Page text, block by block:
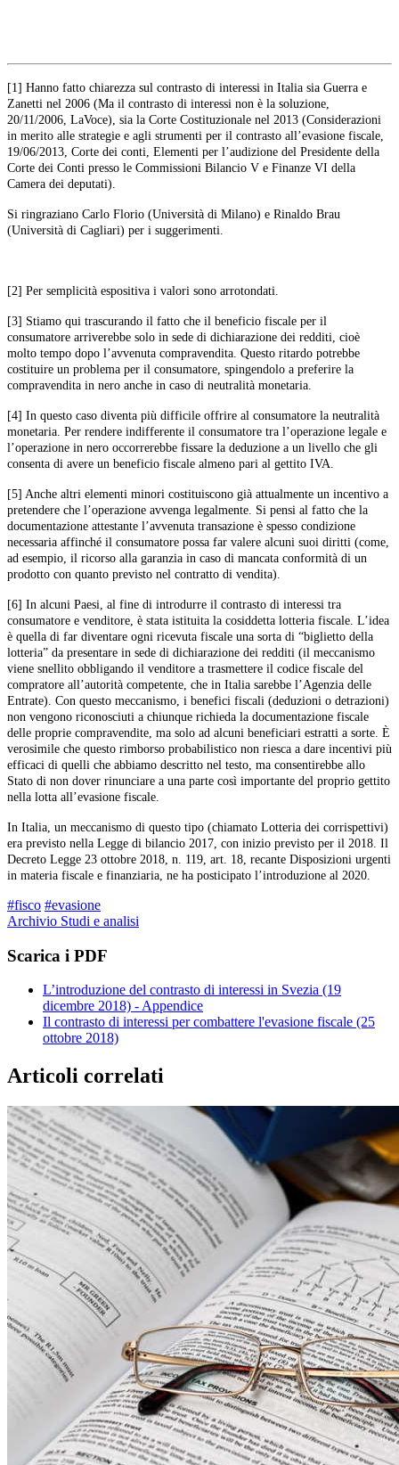
[1] Hanno fatto chiarezza sul contrasto di interessi in Italia sia Guerra e
Zanetti nel 2006 (Ma il contrasto di interessi non è la soluzione,
20/11/2006, LaVoce), sia la Corte Costituzionale nel 2013 (Considerazioni
in merito alle strategie e agli strumenti per il contrasto all’evasione fiscale,
19/06/2013, Corte dei conti, Elementi per l’audizione del Presidente della
Corte dei Conti presso le Commissioni Bilancio V e Finanze VI della
Camera dei deputati).
Si ringraziano Carlo Florio (Università di Milano) e Rinaldo Brau
(Università di Cagliari) per i suggerimenti.
[2] Per semplicità espositiva i valori sono arrotondati.
[3] Stiamo qui trascurando il fatto che il beneficio fiscale per il
consumatore arriverebbe solo in sede di dichiarazione dei redditi, cioè
molto tempo dopo l’avvenuta compravendita. Questo ritardo potrebbe
costituire un problema per il consumatore, spingendolo a preferire la
compravendita in nero anche in caso di neutralità monetaria.
[4] In questo caso diventa più difficile offrire al consumatore la neutralità
monetaria. Per rendere indifferente il consumatore tra l’operazione legale e
l’operazione in nero occorrerebbe fissare la deduzione a un livello che gli
consenta di avere un beneficio fiscale almeno pari al gettito IVA.
[5] Anche altri elementi minori costituiscono già attualmente un incentivo a
pretendere che l’operazione avvenga legalmente. Si pensi al fatto che la
documentazione attestante l’avvenuta transazione è spesso condizione
necessaria affinché il consumatore possa far valere alcuni suoi diritti (come,
ad esempio, il ricorso alla garanzia in caso di mancata conformità di un
prodotto con quanto previsto nel contratto di vendita).
[6] In alcuni Paesi, al fine di introdurre il contrasto di interessi tra
consumatore e venditore, è stata istituita la cosiddetta lotteria fiscale. L’idea
è quella di far diventare ogni ricevuta fiscale una sorta di “biglietto della
lotteria” da presentare in sede di dichiarazione dei redditi (il meccanismo
viene snellito obbligando il venditore a trasmettere il codice fiscale del
compratore all’autorità competente, che in Italia sarebbe l’Agenzia delle
Entrate). Con questo meccanismo, i benefici fiscali (deduzioni o detrazioni)
non vengono riconosciuti a chiunque richieda la documentazione fiscale
delle proprie compravendite, ma solo ad alcuni beneficiari estratti a sorte. È
verosimile che questo rimborso probabilistico non riesca a dare incentivi più
efficaci di quelli che abbiamo descritto nel testo, ma consentirebbe allo
Stato di non dover rinunciare a una parte così importante del proprio gettito
nella lotta all’evasione fiscale.
In Italia, un meccanismo di questo tipo (chiamato Lotteria dei corrispettivi)
era previsto nella Legge di bilancio 2017, con inizio previsto per il 2018. Il
Decreto Legge 23 ottobre 2018, n. 119, art. 18, recante Disposizioni urgenti
in materia fiscale e finanziaria, ne ha posticipato l’introduzione al 2020.
#fisco #evasione
Archivio Studi e analisi
Scarica i PDF
L’introduzione del contrasto di interessi in Svezia (19
dicembre 2018) - Appendice
Il contrasto di interessi per combattere l'evasione fiscale (25
ottobre 2018)
Articoli correlati